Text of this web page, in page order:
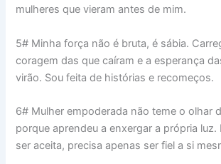
mulheres que vieram antes de mim.
5# Minha força não é bruta, é sábia.
coragem das que caíram e a esperança
virão. Sou feita de histórias e recomeços.
6# Mulher empoderada não teme o olhar
porque aprendeu a enxergar a própria luz.
ser aceita, precisa apenas ser fiel a si